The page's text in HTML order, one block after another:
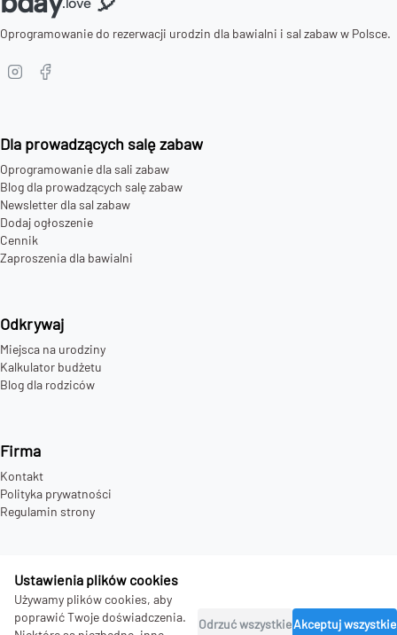
Ustawienia plików cookies
Używamy plików cookies, aby
poprawić Twoje doświadczenia.
Odrzuć wszystkieAkceptuj wszystkie
Oprogramowanie do rezerwacji urodzin dla bawialni i sal zabaw w Polsce.
Dla prowadzących salę zabaw
Oprogramowanie dla sali zabaw
Blog dla prowadzących salę zabaw
Newsletter dla sal zabaw
Dodaj ogłoszenie
Cennik
Zaproszenia dla bawialni
Odkrywaj
Miejsca na urodziny
Kalkulator budżetu
Blog dla rodziców
Firma
Kontakt
Polityka prywatności
Regulamin strony
2026bday.love - all rights reserved.